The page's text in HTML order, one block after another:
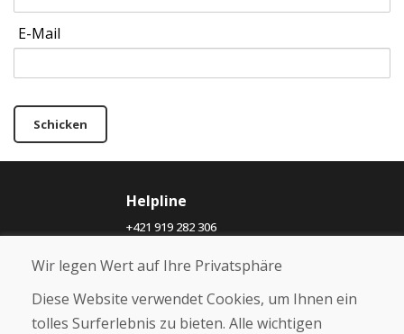
E-Mail
Schicken
Helpline
+421 919 282 306
Über uns
Blog
Wir legen Wert auf Ihre Privatsphäre
Diese Website verwendet Cookies, um Ihnen ein
tolles Surferlebnis zu bieten. Alle wichtigen